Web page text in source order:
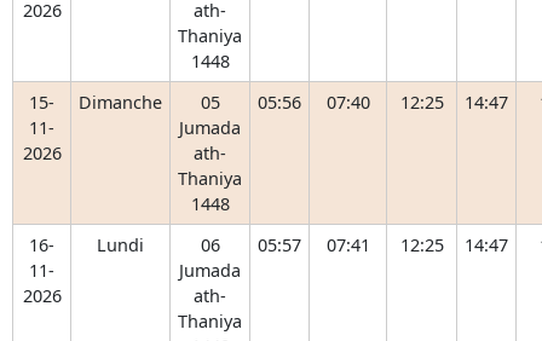
2026
ath-
Thaniya
1448
15-
11-
2026
Dimanche
05
Jumada
ath-
Thaniya
1448
05:56 07:40 12:25 14:47
16-
11-
2026
Lundi
06
Jumada
ath-
Thaniya
05:57 07:41 12:25 14:47